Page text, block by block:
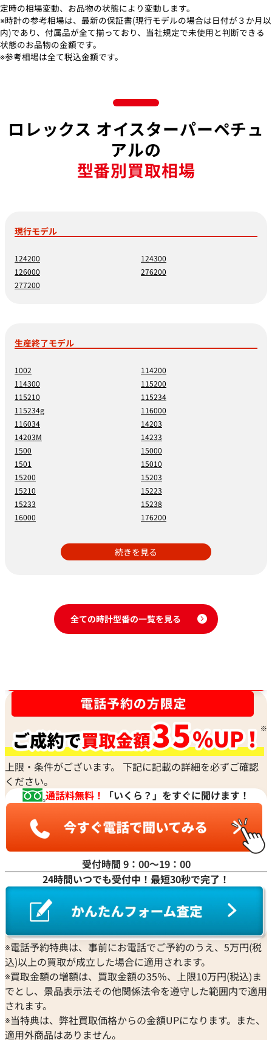
定時の相場変動、お品物の状態により変動します。
※時計の参考相場は、最新の保証書(現行モデルの場合は日付が３か月以
内)であり、付属品が全て揃っており、当社規定で未使用と判断できる
状態のお品物の金額です。
※参考相場は全て税込金額です。
ロレックス オイスターパーペチュ
アルの
型番別買取相場
現行モデル
124200
124300
126000
276200
277200
生産終了モデル
1002
114200
114300
115200
115210
115234
115234g
116000
116034
14203
14203M
14233
1500
15000
1501
15010
15200
15203
15210
15223
15233
15238
16000
176200
続きを見る
全ての時計型番の一覧を見る
上限・条件がございます。 下記に記載の詳細を必ずご確認
ください。
通話料無料！
「いくら？」をすぐに聞けます！
受付時間 9：00〜19：00
24時間いつでも受付中！最短30秒で完了！
※電話予約特典は、事前にお電話でご予約のうえ、5万円(税
込)以上の買取が成立した場合に適用されます。
※買取金額の増額は、買取金額の35％、上限10万円(税込)ま
でとし、景品表示法その他関係法令を遵守した範囲内で適用
されます。
※当特典は、弊社買取価格からの金額UPになります。また、
適用外商品はありません。